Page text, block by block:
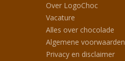
Over LogoChoc
Vacature
Alles over chocolade
Algemene voorwaarden
Privacy en disclaimer